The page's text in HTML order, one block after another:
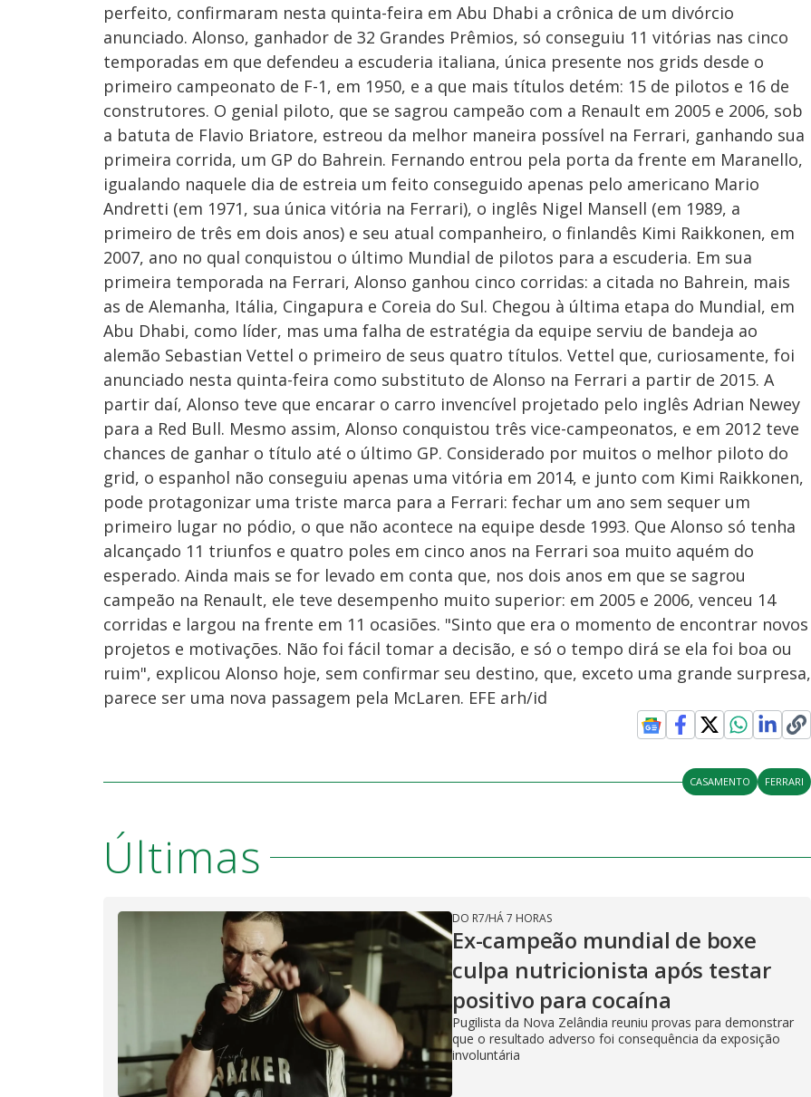
perfeito, confirmaram nesta quinta-feira em Abu Dhabi a crônica de um divórcio
anunciado. Alonso, ganhador de 32 Grandes Prêmios, só conseguiu 11 vitórias nas cinco
temporadas em que defendeu a escuderia italiana, única presente nos grids desde o
primeiro campeonato de F-1, em 1950, e a que mais títulos detém: 15 de pilotos e 16 de
construtores. O genial piloto, que se sagrou campeão com a Renault em 2005 e 2006, sob
a batuta de Flavio Briatore, estreou da melhor maneira possível na Ferrari, ganhando sua
primeira corrida, um GP do Bahrein. Fernando entrou pela porta da frente em Maranello,
igualando naquele dia de estreia um feito conseguido apenas pelo americano Mario
Andretti (em 1971, sua única vitória na Ferrari), o inglês Nigel Mansell (em 1989, a
primeiro de três em dois anos) e seu atual companheiro, o finlandês Kimi Raikkonen, em
2007, ano no qual conquistou o último Mundial de pilotos para a escuderia. Em sua
primeira temporada na Ferrari, Alonso ganhou cinco corridas: a citada no Bahrein, mais
as de Alemanha, Itália, Cingapura e Coreia do Sul. Chegou à última etapa do Mundial, em
Abu Dhabi, como líder, mas uma falha de estratégia da equipe serviu de bandeja ao
alemão Sebastian Vettel o primeiro de seus quatro títulos. Vettel que, curiosamente, foi
anunciado nesta quinta-feira como substituto de Alonso na Ferrari a partir de 2015. A
partir daí, Alonso teve que encarar o carro invencível projetado pelo inglês Adrian Newey
para a Red Bull. Mesmo assim, Alonso conquistou três vice-campeonatos, e em 2012 teve
chances de ganhar o título até o último GP. Considerado por muitos o melhor piloto do
grid, o espanhol não conseguiu apenas uma vitória em 2014, e junto com Kimi Raikkonen,
pode protagonizar uma triste marca para a Ferrari: fechar um ano sem sequer um
primeiro lugar no pódio, o que não acontece na equipe desde 1993. Que Alonso só tenha
alcançado 11 triunfos e quatro poles em cinco anos na Ferrari soa muito aquém do
esperado. Ainda mais se for levado em conta que, nos dois anos em que se sagrou
campeão na Renault, ele teve desempenho muito superior: em 2005 e 2006, venceu 14
corridas e largou na frente em 11 ocasiões. "Sinto que era o momento de encontrar novos
projetos e motivações. Não foi fácil tomar a decisão, e só o tempo dirá se ela foi boa ou
ruim", explicou Alonso hoje, sem confirmar seu destino, que, exceto uma grande surpresa,
parece ser uma nova passagem pela McLaren. EFE arh/id
CASAMENTO FERRARI
Últimas
DO R7/HÁ 7 HORAS
Ex-campeão mundial de boxe
culpa nutricionista após testar
positivo para cocaína
Pugilista da Nova Zelândia reuniu provas para demonstrar
que o resultado adverso foi consequência da exposição
involuntária